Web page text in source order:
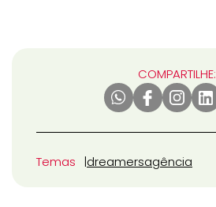
COMPARTILHE:
Temas dreamersagência